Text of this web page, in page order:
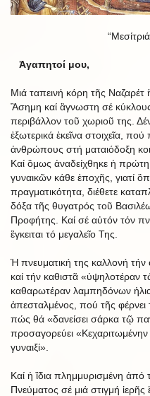
Ἀγαπητοί μου,
Μιά ταπεινή κόρη τῆς Ναζαρέτ
Ἂσημη καί ἂγνωστη σέ
περιβάλλον τοῦ χωριοῦ της.
ἐξωτερικά ἐκεῖνα στοιχεῖα,
ἀνθρώπους στή ματαιόδοξη
Καί ὃμως ἀναδείχθηκε ἡ
γυναικῶν κάθε ἐποχῆς, γιατί
πραγματικότητα, διέθετε
δόξα τῆς θυγατρός τοῦ
Προφήτης. Καί σέ αὐτόν τόν
ἒγκειται τό μεγαλεῖο Της.
Ἡ πνευματική της καλλονή τήν
καί τήν καθιστᾶ «ὑψηλοτέραν
καθαρωτέραν λαμπηδόνων
ἀπεσταλμένος, πού τῆς φέρνει
πώς θά «δανείσει σάρκα τῷ
προσαγορεύει «Κεχαριτωμένην
γυναιξί».
Καί ἡ ἲδια πλημμυρισμένη ἀπό
Πνεύματος σέ μιά στιγμή